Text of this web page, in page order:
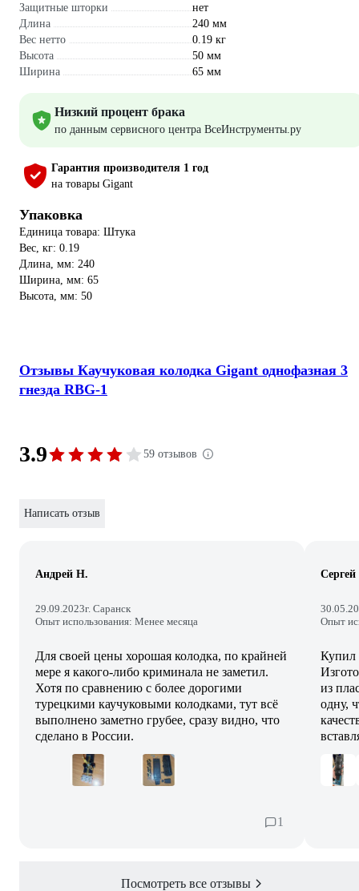
Защитные шторки
нет
Длина
240 мм
Вес нетто
0.19 кг
Высота
50 мм
Ширина
65 мм
Низкий процент брака
по данным сервисного центра ВсеИнструменты.ру
Гарантия производителя 1 год
на товары Gigant
Упаковка
Единица товара: Штука
Вес, кг: 0.19
Длина, мм: 240
Ширина, мм: 65
Высота, мм: 50
Отзывы Каучуковая колодка Gigant однофазная 3
гнезда RBG-1
3.9 59 отзывов
Написать отзыв
Андрей Н.
29.09.2023г. Саранск
Опыт использования: Менее месяца
Для своей цены хорошая колодка, по крайней
мере я какого-либо криминала не заметил.
Хотя по сравнению с более дорогими
турецкими каучуковыми колодками, тут всё
выполнено заметно грубее, сразу видно, что
сделано в России.
1
Опыт
Купил
из
одну,
Посмотреть все отзывы